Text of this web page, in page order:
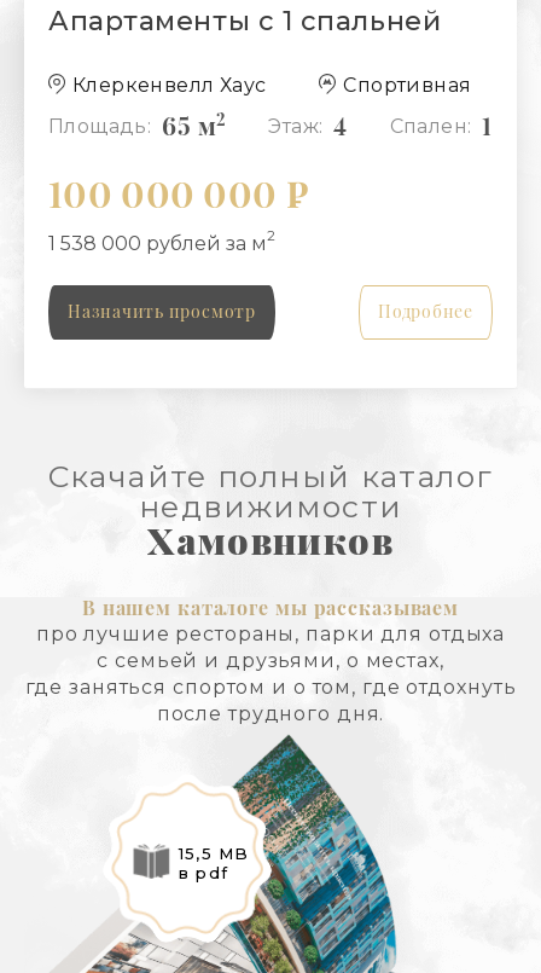
Апартаменты с 1 спальней
Клеркенвелл Хаус
Спортивная
Площадь: 65 м2 Этаж: 4 Спален: 1
100 000 000 ₽
1 538 000 рублей за м2
Назначить просмотр Подробнее
Скачайте полный каталог
недвижимости
Хамовников
В нашем каталоге мы рассказываем
про лучшие рестораны, парки для отдыха
с семьей и друзьями, о местах,
где заняться спортом и о том, где отдохнуть
после трудного дня.
15,5 MB
в pdf